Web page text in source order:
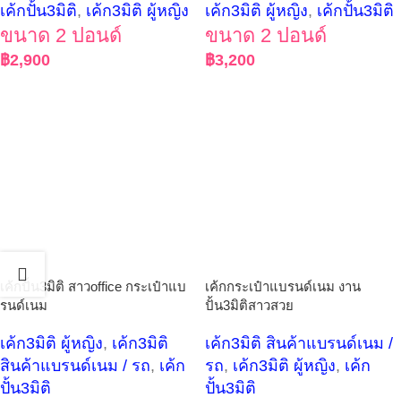
เค้กปั้น3มิติ, เค้ก3มิติ ผู้หญิง
ขนาด 2 ปอนด์
฿2,900
เค้ก3มิติ ผู้หญิง, เค้กปั้น3มิติ
ขนาด 2 ปอนด์
฿3,200
เค้กปั้น3มิติ สาวoffice กระเป๋าแบ
รนด์เนม
เค้ก3มิติ ผู้หญิง, เค้ก3มิติ
สินค้าแบรนด์เนม / รถ, เค้ก
ปั้น3มิติ
เค้กกระเป๋าแบรนด์เนม งาน
ปั้น3มิติสาวสวย
เค้ก3มิติ สินค้าแบรนด์เนม /
รถ, เค้ก3มิติ ผู้หญิง, เค้ก
ปั้น3มิติ